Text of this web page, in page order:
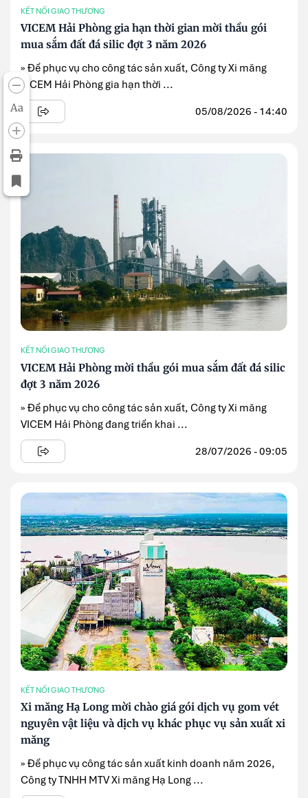
Aa
KẾT NỐI GIAO THƯƠNG
VICEM Hải Phòng gia hạn thời gian mời thầu gói
mua sắm đất đá silic đợt 3 năm 2026
» Để phục vụ cho công tác sản xuất, Công ty Xi măng
VICEM Hải Phòng gia hạn thời ...
05/08/2026 - 14:40
KẾT NỐI GIAO THƯƠNG
VICEM Hải Phòng mời thầu gói mua sắm đất đá silic
đợt 3 năm 2026
» Để phục vụ cho công tác sản xuất, Công ty Xi măng
VICEM Hải Phòng đang triển khai ...
28/07/2026 - 09:05
KẾT NỐI GIAO THƯƠNG
Xi măng Hạ Long mời chào giá gói dịch vụ gom vét
nguyên vật liệu và dịch vụ khác phục vụ sản xuất xi
măng
» Để phục vụ công tác sản xuất kinh doanh năm 2026,
Công ty TNHH MTV Xi măng Hạ Long ...